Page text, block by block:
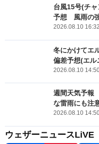
台風15号(チ
予想 風雨の
2026.08.10 16:32
冬にかけてエ
偏差予想(エル
2026.08.10
週間天気予
な雷雨にも注
2026.08.10
ウェザーニュースLiVE